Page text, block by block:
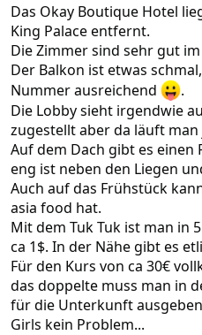
)
Das Okay Boutique Hotel
King Palace entfernt.
Die Zimmer sind sehr gut
Der Balkon ist etwas
Nummer ausreichend
.
Die Lobby sieht irgendwie
zugestellt aber da läuft
Auf dem Dach gibt es einen
eng ist neben den Liegen
Auch auf das Frühstück
asia food hat.
Mit dem Tuk Tuk ist man in
ca 1$. In der Nähe gibt es
Für den Kurs von ca 30€
das doppelte muss man in
für die Unterkunft
Girls kein Problem...